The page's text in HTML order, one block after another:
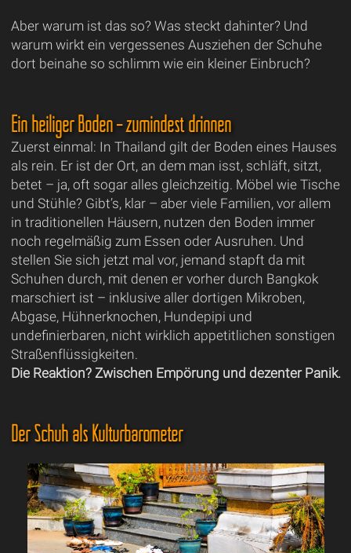
Aber warum ist das so? Was steckt dahinter? Und
warum wirkt ein vergessenes Ausziehen der Schuhe
dort beinahe so schlimm wie ein kleiner Einbruch?
Ein heiliger Boden – zumindest drinnen
Zuerst einmal: In Thailand gilt der Boden eines Hauses
als rein. Er ist der Ort, an dem man isst, schläft, sitzt,
betet – ja, oft sogar alles gleichzeitig. Möbel wie Tische
und Stühle? Gibt’s, klar – aber viele Familien, vor allem
in traditionellen Häusern, nutzen den Boden immer
noch regelmäßig zum Essen oder Ausruhen. Und
stellen Sie sich jetzt mal vor, jemand stapft da mit
Schuhen durch, mit denen er vorher durch Bangkok
marschiert ist – inklusive aller dortigen Mikroben,
Abgase, Hühnerknochen, Hundepipi und
undefinierbaren, nicht wirklich appetitlichen sonstigen
Straßenflüssigkeiten.
Die Reaktion? Zwischen Empörung und dezenter Panik.
Der Schuh als Kulturbarometer